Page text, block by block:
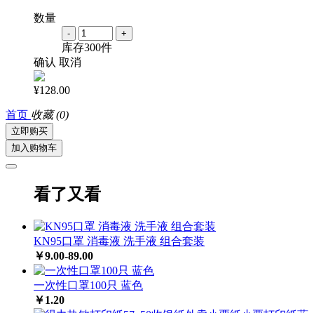
数量
- +
库存300件
确认 取消
¥128.00
首页 收藏 (0)
立即购买
加入购物车
看了又看
KN95口罩 消毒液 洗手液 组合套装
￥9.00-89.00
一次性口罩100只 蓝色
￥1.20